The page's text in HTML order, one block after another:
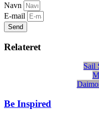
Navn
E-mail
Send
Relateret
Sail
Be Inspired